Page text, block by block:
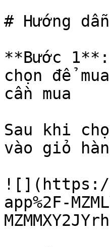
# Hướng
**Bước
chọn để
cần mua
Sau khi
vào giỏ
![](https://
app%2F-